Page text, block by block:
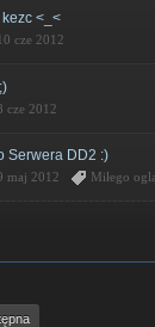
<_<
cze 2012
cze 2012
Serwera DD2 :)
maj 2012 Miłego